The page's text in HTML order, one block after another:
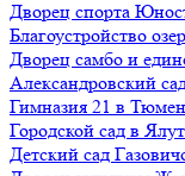
Дворец спорта
Благоустройство
Дворец самбо и
Александровский
Гимназия 21 в
Городской сад в
Детский сад